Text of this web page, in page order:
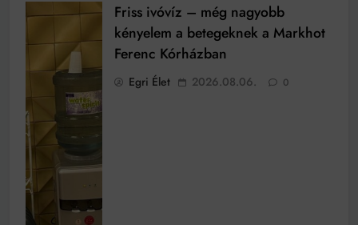
Friss ivóvíz – még nagyobb
kényelem a betegeknek a Markhot
Ferenc Kórházban
Egri Élet 2026.08.06. 0